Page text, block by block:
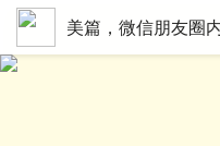
美篇，微信朋友圈